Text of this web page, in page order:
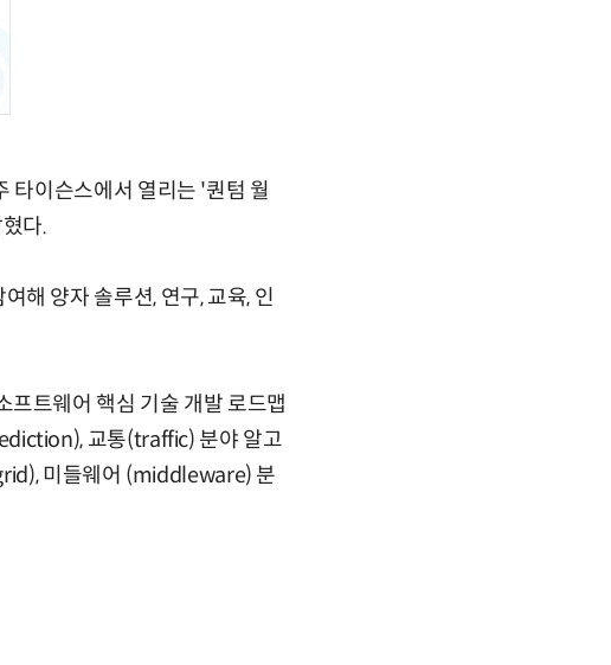
타이슨스에서 열리는 '퀀텀 월
다.
해 양자 솔루션, 연구, 교육, 인
트웨어 핵심 기술 개발 로드맵
교통(traffic) 분야 알고
미들웨어 (middleware) 분